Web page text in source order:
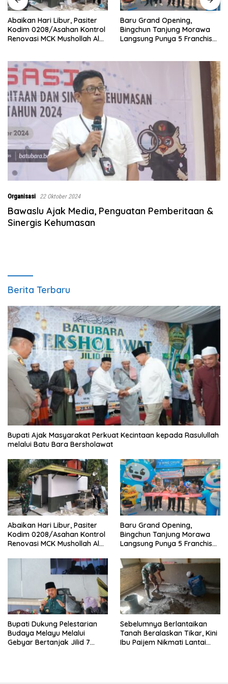
Abaikan Hari Libur, Pasiter
Kodim 0208/Asahan Kontrol
Renovasi MCK Mushollah Al
‎Baru Grand Opening,
Bingchun Tanjung Morawa
Langsung Punya 5 Franchise
Organisasi 22 Oktober 2024
Bawaslu Ajak Media, Penguatan Pemberitaan &
Sinergis Kehumasan
Berita Terbaru
Bupati Ajak Masyarakat Perkuat Kecintaan kepada Rasulullah
melalui Batu Bara Bersholawat
Abaikan Hari Libur, Pasiter
Kodim 0208/Asahan Kontrol
Renovasi MCK Mushollah Al
‎Baru Grand Opening,
Bingchun Tanjung Morawa
Langsung Punya 5 Franchise
Bupati Dukung Pelestarian
Budaya Melayu Melalui
Gebyar Bertanjak Jilid 7
Sebelumnya Berlantaikan
Tanah Beralaskan Tikar, Kini
Ibu Paijem Nikmati Lantai